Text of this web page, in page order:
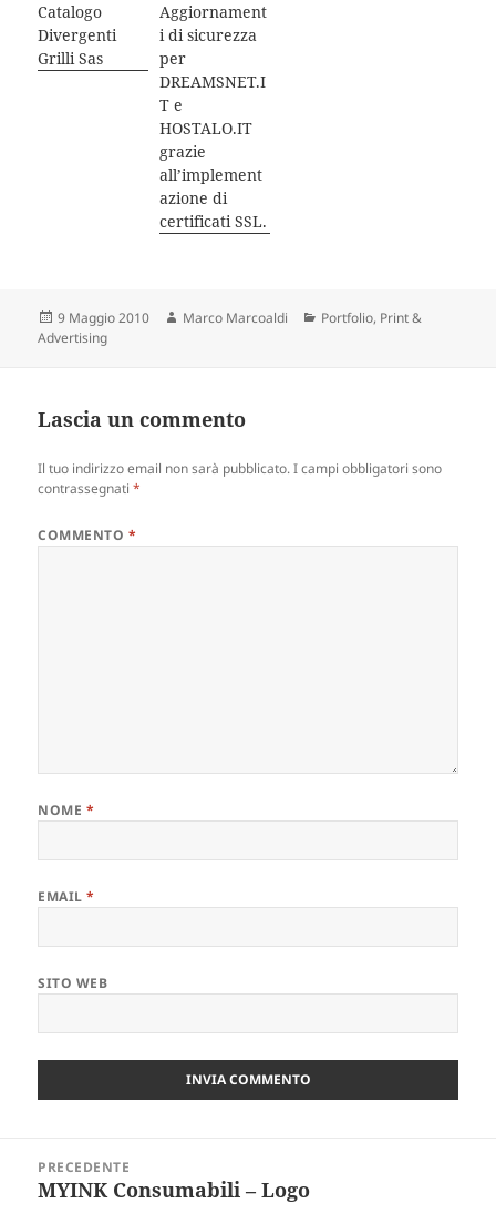
Catalogo
Divergenti
Grilli Sas
Aggiornament
i di sicurezza
per
DREAMSNET.I
T e
HOSTALO.IT
grazie
all’implement
azione di
certificati SSL.
Scritto
il
9 Maggio 2010 Autore
Marco Marcoaldi Categorie
Portfolio, Print &
Advertising
Lascia un commento
Il tuo indirizzo email non sarà pubblicato. I campi obbligatori sono
contrassegnati*
COMMENTO *
NOME *
EMAIL*
SITO WEB
articoli
PRECEDENTE
Articolo
MYINK Consumabili – Logo